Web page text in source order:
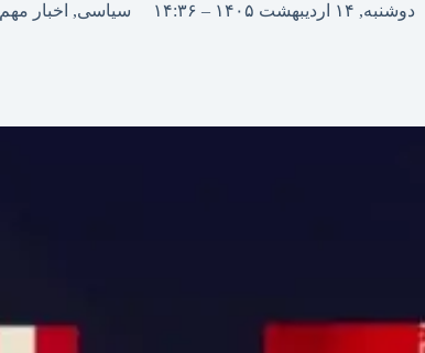
دوشنبه, ۱۴ اردیبهشت ۱۴۰۵ – ۱۴:۳۶ سیاسی, اخبار مهم